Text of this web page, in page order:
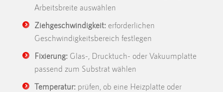
Arbeitsbreite auswählen
Ziehgeschwindigkeit: erforderlichen
Geschwindigkeitsbereich festlegen
Fixierung: Glas-, Drucktuch- oder Vakuumplatte
passend zum Substrat wählen
Temperatur: prüfen, ob eine Heizplatte oder